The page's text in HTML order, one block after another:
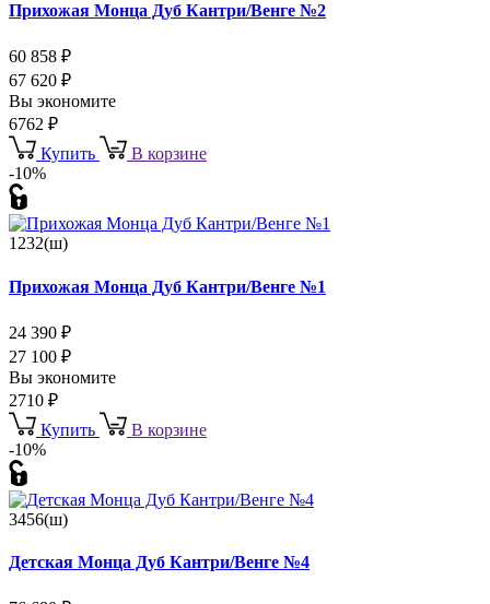
Прихожая Монца Дуб Кантри/Венге №2
60 858 ₽
67 620 ₽
Вы экономите
6762 ₽
Купить
В корзине
-10%
1232(ш)
Прихожая Монца Дуб Кантри/Венге №1
24 390 ₽
27 100 ₽
Вы экономите
2710 ₽
Купить
В корзине
-10%
3456(ш)
Детская Монца Дуб Кантри/Венге №4